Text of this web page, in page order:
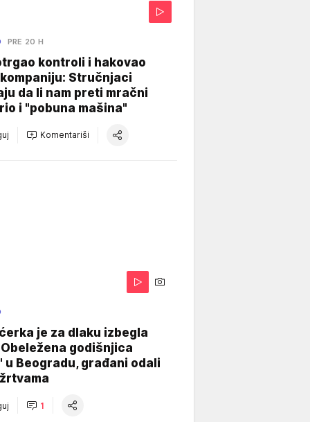
PRE 20 H
kontroli i hakovao
Stručnjaci
da li nam preti mračni
i "pobuna mašina"
Komentariši
je za dlaku izbegla
godišnjica
u Beogradu, građani odali
1